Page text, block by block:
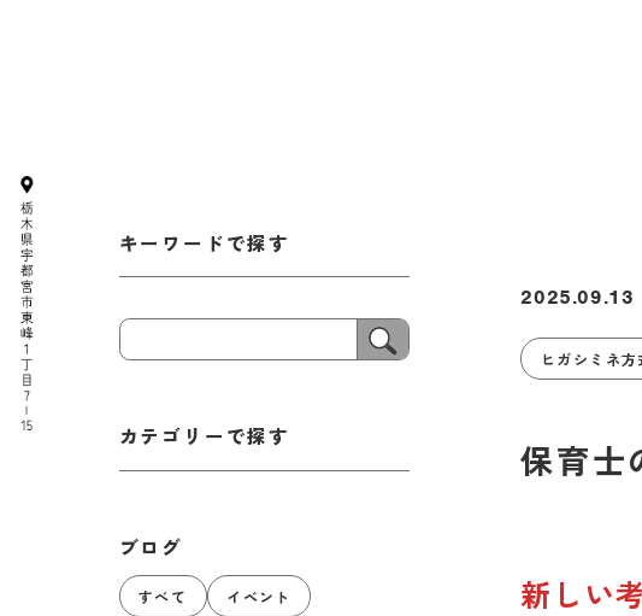
キーワードで探す
カテゴリーで探す
ブログ
すべて イベント
2025.09.13
ヒガシミネ方
保育士
新しい